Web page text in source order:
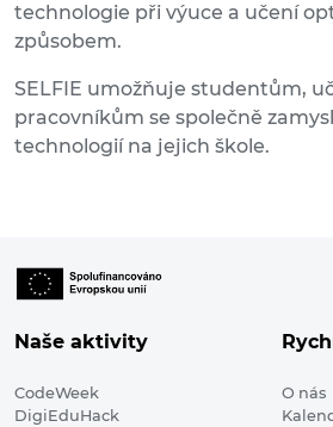
technologie při výuce a učení
způsobem.
SELFIE umožňuje studentům,
pracovníkům se společně
technologií na jejich škole.
Naše aktivity
CodeWeek
DigiEduHack
O nás